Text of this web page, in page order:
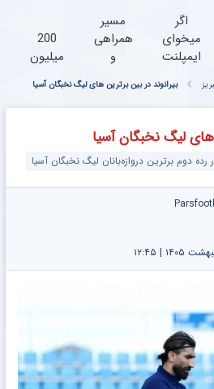
اگر
میخوای
ایمپلنت
الان
وقتشه |
فقط با
۲۵
میلیون
مسیر
همراهی
و
عملکرد
گروه
اسنپ
در ۱۴۰۴
200
میلیون
وام
فقط با
بیرانوند در بین برترین های لیگ نخبگان آسیا
های لیگ نخبگان آسیا
رده دوم برترین دروازه‌بانان لیگ نخبگان آسیا